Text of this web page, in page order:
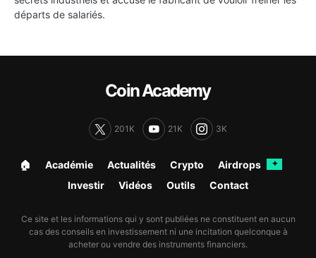
départs de salariés.
Coin Academy
201K 21K 3K
🏠︎ Académie Actualités Crypto Airdrops ✦
Investir Vidéos Outils Contact
Ce site et les informations qui y sont publiées ne constituent en aucun
cas des conseils en investissement ni une incitation quelconque à
acheter ou vendre des instruments financiers.